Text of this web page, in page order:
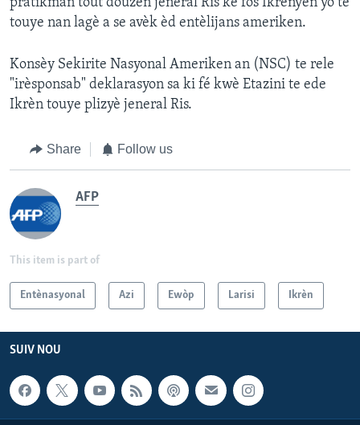
pratikman tout douzèn jeneral Ris ke fòs Ikrenyen yo te
touye nan lagè a se avèk èd entèlijans ameriken.
Konsèy Sekirite Nasyonal Ameriken an (NSC) te rele
"irèsponsab" deklarasyon sa ki fé kwè Etazini te ede
Ikrèn touye plizyè jeneral Ris.
Share Follow us
AFP
This item is part of
Entènasyonal Azi Ewòp Larisi Ikrèn
SUIV NOU